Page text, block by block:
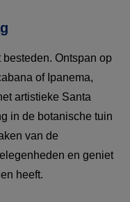
Ontspan op
of Ipanema,
artistieke Santa
in de botanische tuin
van de
en geniet
heeft.